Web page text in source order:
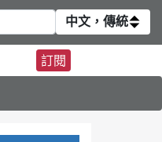
中文，傳統
訂閱